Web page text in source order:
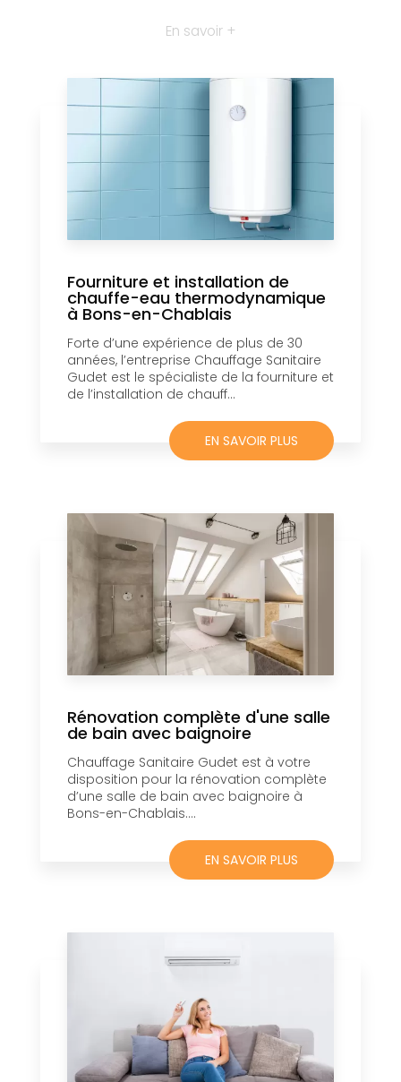
En savoir +
Fourniture et installation de
chauffe-eau thermodynamique
à Bons-en-Chablais
Forte d’une expérience de plus de 30
années, l’entreprise Chauffage Sanitaire
Gudet est le spécialiste de la fourniture et
de l’installation de chauff...
EN SAVOIR PLUS
Rénovation complète d'une salle
de bain avec baignoire
Chauffage Sanitaire Gudet est à votre
disposition pour la rénovation complète
d’une salle de bain avec baignoire à
Bons-en-Chablais....
EN SAVOIR PLUS